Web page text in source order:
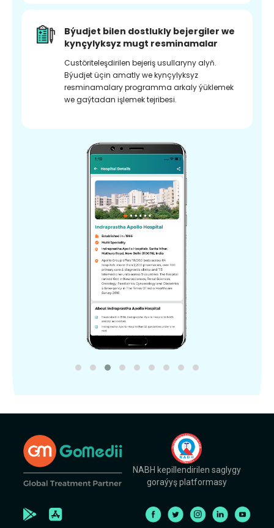
Býudjet bilen dostlukly bejergiler we
kynçylyksyz mugt resminamalar
Custöriteleşdirilen bejeriş usullaryny alyň.
Býudjet üçin amatly we kynçylyksyz
resminamalary programma arkaly ýüklemek
we gaýtadan işlemek tejribesi.
NABH kepillendirilen saglygy
goraýyş platformasy